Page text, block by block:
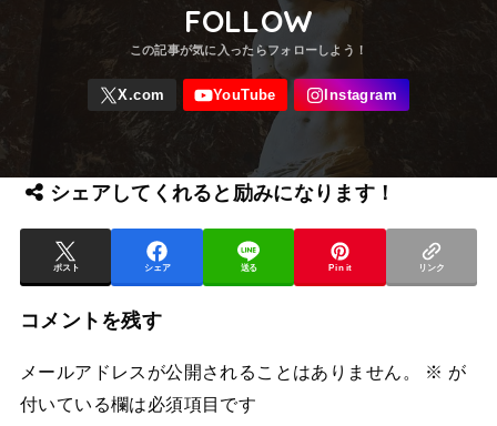
FOLLOW
シェアしてくれると励みになります！
ポスト シェア 送る Pin it リンク
コメントを残す
メールアドレスが公開されることはありません。 ※ が
付いている欄は必須項目です